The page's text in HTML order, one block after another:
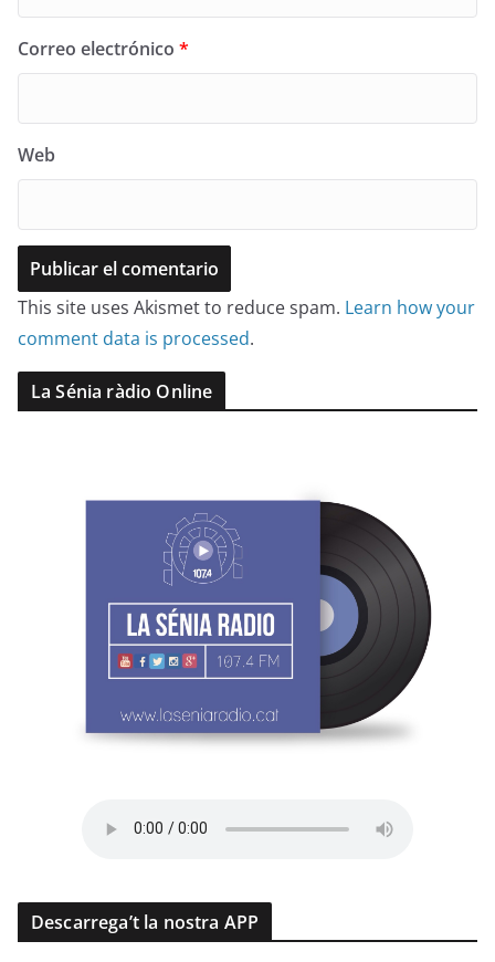
Correo electrónico *
Web
This site uses Akismet to reduce spam. Learn how your
comment data is processed.
La Sénia ràdio Online
Descarrega’t la nostra APP